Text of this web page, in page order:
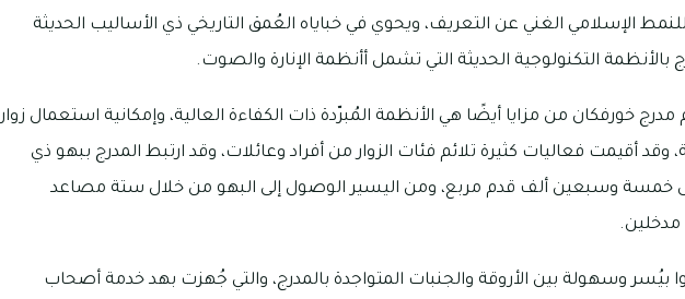
الإسلامي الغني عن التعريف، ويحوي في خباياه العُمق التاريخي ذي الأساليب الحديثة
بالأنظمة التكنولوجية الحديثة التي تشمل أأنظمة الإنارة والصوت.
خورفكان من مزايا أيضًا هي الأنظمة المُبرّدة ذات الكفاءة العالية، وإمكانية استعمال زوار
وقد أقيمت فعاليات كثيرة تلائم فئات الزوار من أفراد وعائلات، وقد ارتبط المدرج ببهو ذي
وسبعين ألف قدم مربع، ومن اليسير الوصول إلى البهو من خلال ستة مصاعد
بيُسر وسهولة بين الأروقة والجنبات المتواجدة بالمدرج، والتي جُهزت بهد خدمة أصحاب